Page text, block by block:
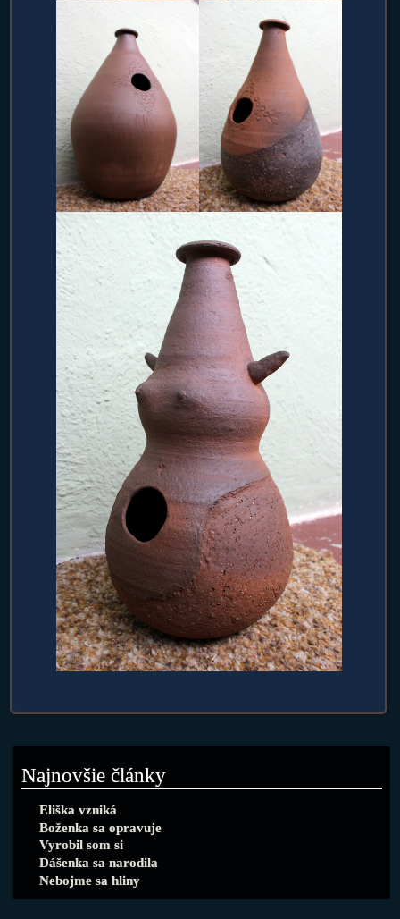
Najnovšie články
Eliška vzniká
Boženka sa opravuje
Vyrobil som si
Dášenka sa narodila
Nebojme sa hliny